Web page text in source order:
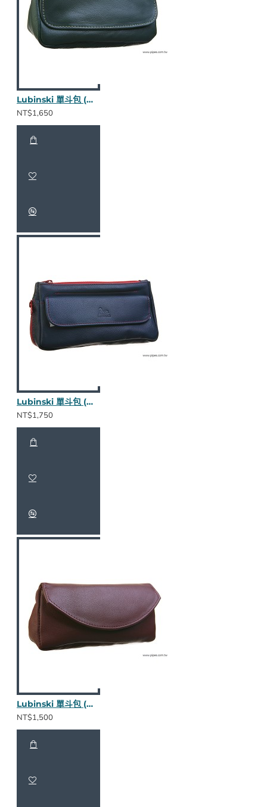
Lubinski 單斗包 (綠款nappa皮)
NT$1,650
Lubinski 單斗包 (藍款nappa皮/雙面拉鍊)
NT$1,750
Lubinski 單斗包 (褐款nappa皮)
NT$1,500